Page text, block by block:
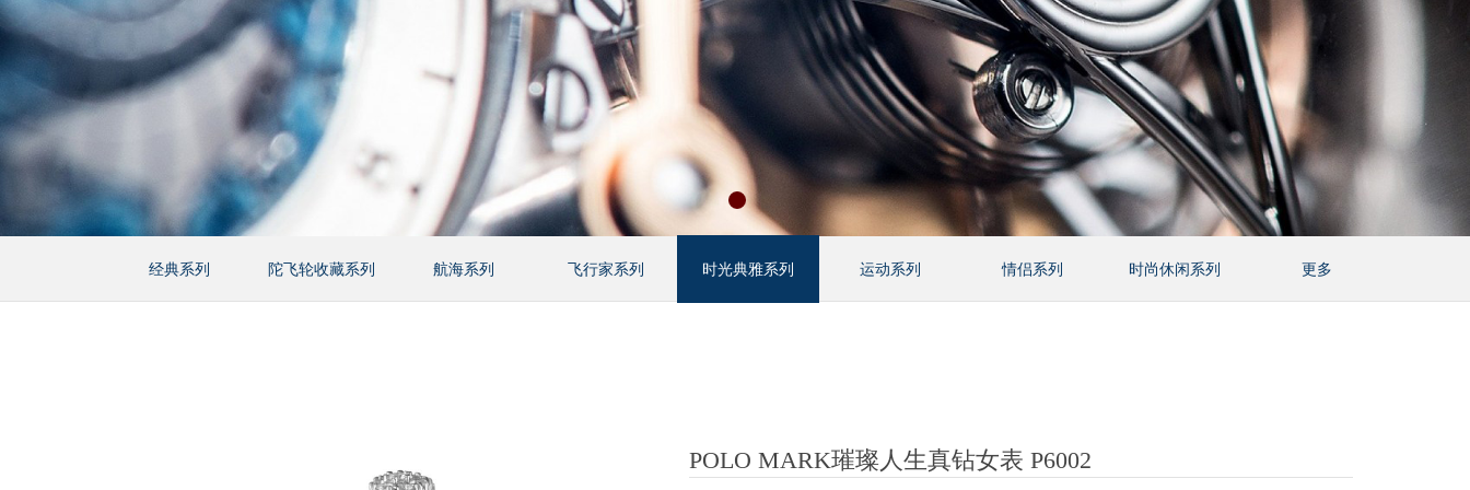
经典系列 陀飞轮收藏系列 航海系列 飞行家系列 时光典雅系列 运动系列 情侣系列 时尚休闲系列 更多
POLO MARK璀璨人生真钻女表 P6002